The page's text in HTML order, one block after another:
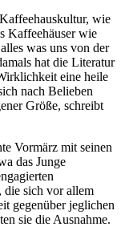
wie
Kaffeehäuser wie
was uns von der
hat die Literatur
eine heile
nach Belieben
Größe, schreibt
Vormärz mit seinen
das Junge
die sich vor allem
gegenüber jeglichen
sie die Ausnahme.